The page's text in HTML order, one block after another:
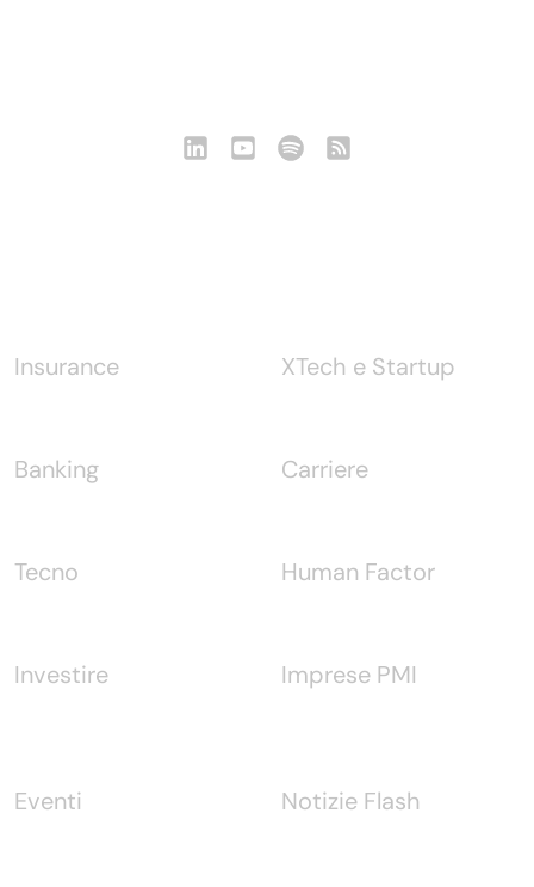
Insurance
Banking
Tecno
Investire
XTech e Startup
Carriere
Human Factor
Imprese PMI
Eventi Notizie Flash